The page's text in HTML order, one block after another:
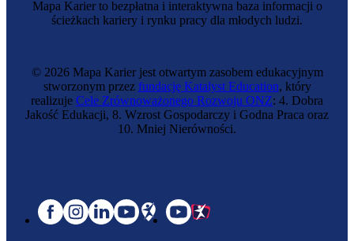
Mapa Karier to bezpłatna i interaktywna baza informacji o
ścieżkach kariery i rynku pracy dla młodych ludzi.
© 2026 Mapa Karier jest otwartym zasobem edukacyjnym
stworzonym przez fundację Katalyst Education, który
realizuje Cele Zrównoważonego Rozwoju ONZ: 4. Dobra
Jakość Edukacji, 8. Wzrost Gospodarczy i Godna Praca oraz
10. Mniej Nierówności.